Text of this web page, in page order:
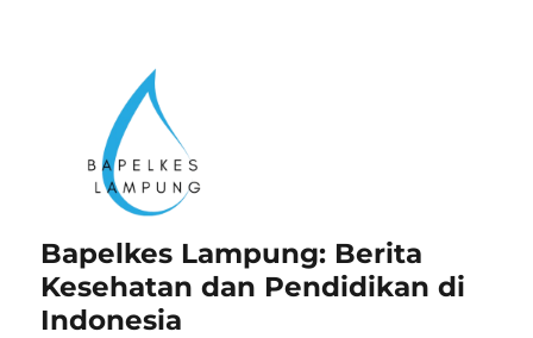
Bapelkes Lampung: Berita
Kesehatan dan Pendidikan di
Indonesia